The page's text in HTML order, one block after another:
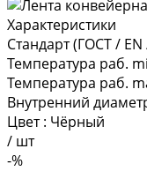
Характеристики
Стандарт (ГОСТ / EN
Температура раб.
Температура раб.
Внутренний
Цвет : Чёрный
/ шт
-%